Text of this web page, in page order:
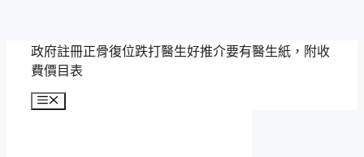
政府註冊正骨復位跌打醫生好推介要有醫生紙，附收
費價目表
選